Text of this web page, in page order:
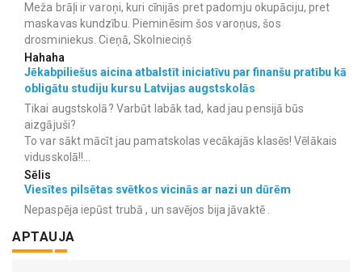
Meža brāļi ir varoņi, kuri cīnijās pret padomju okupāciju, pret
maskavas kundzību. Pieminēsim šos varoņus, šos
drosminiekus. Cieņā, Skolnieciņš
Hahaha
Jēkabpiliešus aicina atbalstīt iniciatīvu par finanšu pratību kā
obligātu studiju kursu Latvijas augstskolās
Tikai augstskolā? Varbūt labāk tad, kad jau pensijā būs
aizgājuši?
To var sākt mācīt jau pamatskolas vecākajās klasēs! Vēlākais
vidusskolā!!...
Sēlis
Viesītes pilsētas svētkos vicinās ar nazi un dūrēm
Nepaspēja iepūst trubā , un savējos bija jāvaktē .
APTAUJA